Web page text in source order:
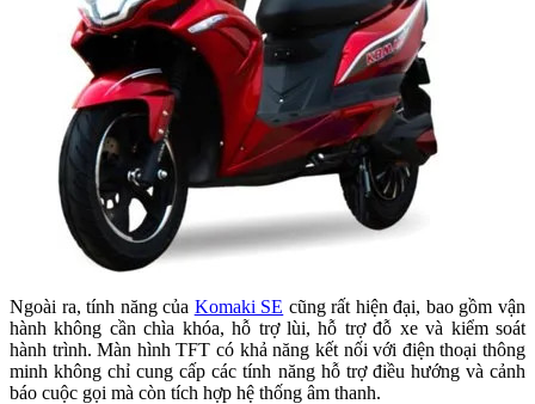
Ngoài ra, tính năng của Komaki SE cũng rất hiện đại, bao gồm vận
hành không cần chìa khóa, hỗ trợ lùi, hỗ trợ đỗ xe và kiểm soát
hành trình. Màn hình TFT có khả năng kết nối với điện thoại thông
minh không chỉ cung cấp các tính năng hỗ trợ điều hướng và cảnh
báo cuộc gọi mà còn tích hợp hệ thống âm thanh.